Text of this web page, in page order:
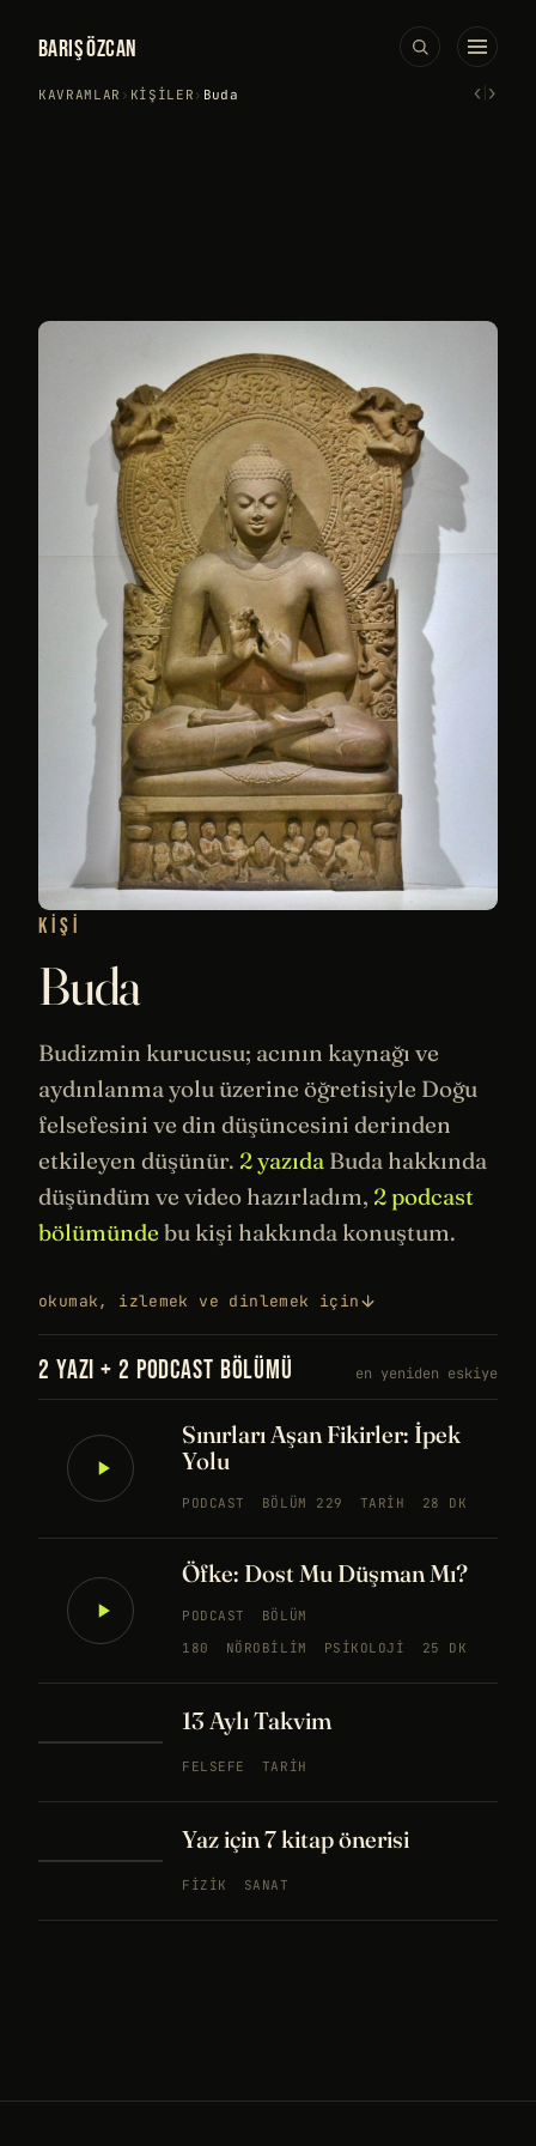
BARIŞ ÖZCAN
KAVRAMLAR › KIŞILER › Buda ‹›
KIŞI
Buda
Budizmin kurucusu; acının kaynağı ve
aydınlanma yolu üzerine öğretisiyle Doğu
felsefesini ve din düşüncesini derinden
etkileyen düşünür. 2 yazıda Buda hakkında
düşündüm ve video hazırladım, 2 podcast
bölümünde bu kişi hakkında konuştum.
okumak, izlemek ve dinlemek için
2 YAZI + 2 PODCAST BÖLÜMÜ en yeniden eskiye
Sınırları Aşan Fikirler: İpek
Yolu
PODCAST BÖLÜM 229 TARIH 28 DK
Öfke: Dost Mu Düşman Mı?
PODCAST
BÖLÜM
180
NÖROBILIM PSIKOLOJI 25 DK
13 Aylı Takvim
FELSEFE TARIH
Yaz için 7 kitap önerisi
FIZIK SANAT